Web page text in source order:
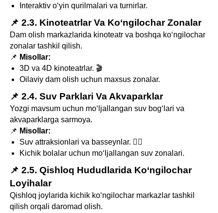
Interaktiv o‘yin qurilmalari va turnirlar.
📌 2.3. Kinoteatrlar Va Ko‘ngilochar Zonalar
Dam olish markazlarida kinoteatr va boshqa ko‘ngilochar
zonalar tashkil qilish.
📌 Misollar:
3D va 4D kinoteatrlar. 🎬
Oilaviy dam olish uchun maxsus zonalar.
📌 2.4. Suv Parklari Va Akvaparklar
Yozgi mavsum uchun mo‘ljallangan suv bog‘lari va
akvaparklarga sarmoya.
📌 Misollar:
Suv attraksionlari va basseynlar. 🏊‍♂️
Kichik bolalar uchun mo‘ljallangan suv zonalari.
📌 2.5. Qishloq Hududlarida Ko‘ngilochar
Loyihalar
Qishloq joylarida kichik ko‘ngilochar markazlar tashkil
qilish orqali daromad olish.